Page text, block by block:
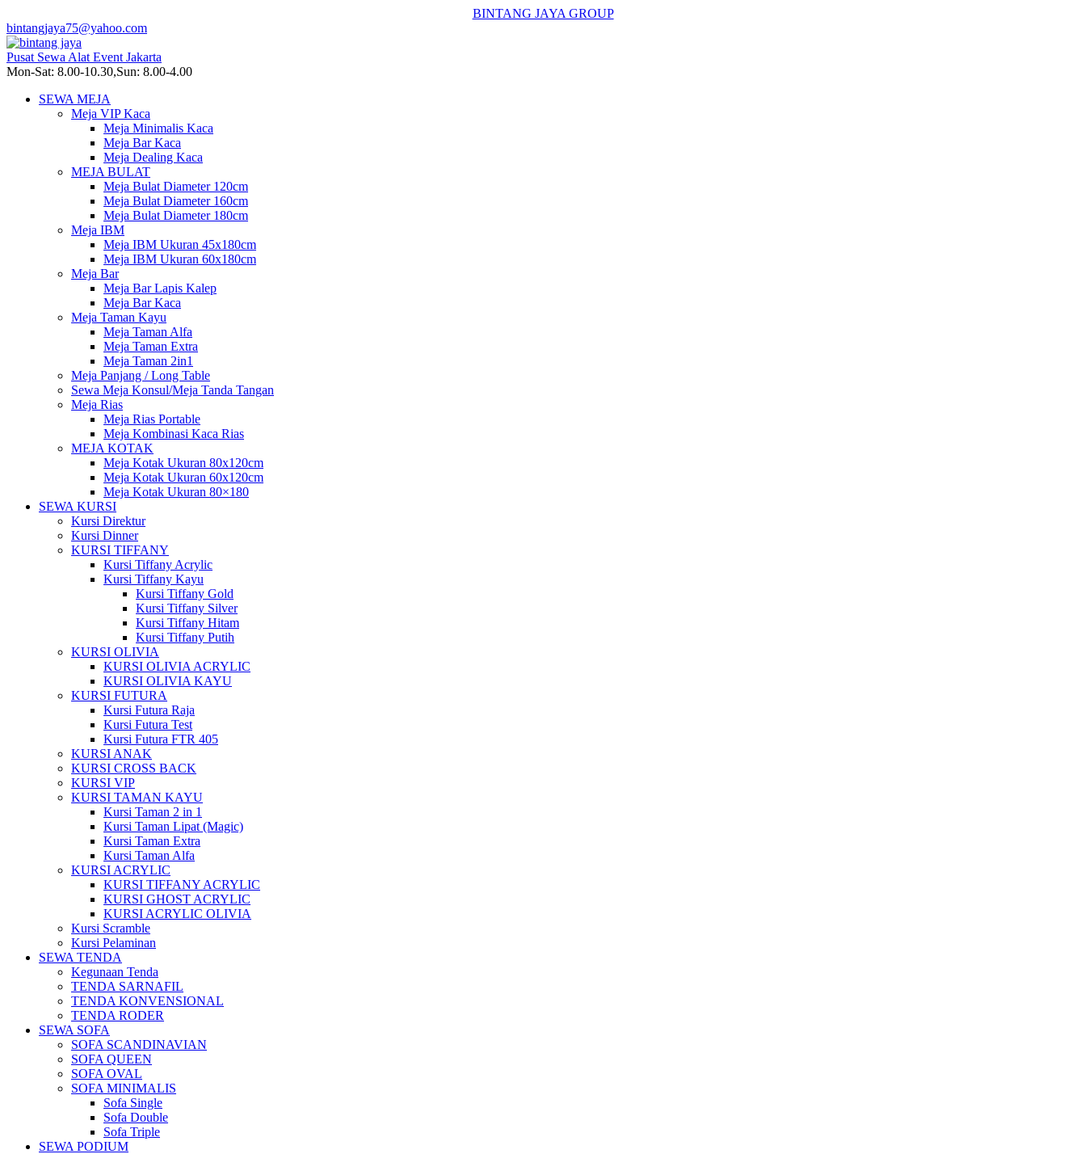
BINTANG JAYA GROUP
bintangjaya75@yahoo.com
Pusat Sewa Alat Event Jakarta
Mon-Sat: 8.00-10.30,Sun: 8.00-4.00
SEWA MEJA
Meja VIP Kaca
Meja Minimalis Kaca
Meja Bar Kaca
Meja Dealing Kaca
MEJA BULAT
Meja Bulat Diameter 120cm
Meja Bulat Diameter 160cm
Meja Bulat Diameter 180cm
Meja IBM
Meja IBM Ukuran 45x180cm
Meja IBM Ukuran 60x180cm
Meja Bar
Meja Bar Lapis Kalep
Meja Bar Kaca
Meja Taman Kayu
Meja Taman Alfa
Meja Taman Extra
Meja Taman 2in1
Meja Panjang / Long Table
Sewa Meja Konsul/Meja Tanda Tangan
Meja Rias
Meja Rias Portable
Meja Kombinasi Kaca Rias
MEJA KOTAK
Meja Kotak Ukuran 80x120cm
Meja Kotak Ukuran 60x120cm
Meja Kotak Ukuran 80×180
SEWA KURSI
Kursi Direktur
Kursi Dinner
KURSI TIFFANY
Kursi Tiffany Acrylic
Kursi Tiffany Kayu
Kursi Tiffany Gold
Kursi Tiffany Silver
Kursi Tiffany Hitam
Kursi Tiffany Putih
KURSI OLIVIA
KURSI OLIVIA ACRYLIC
KURSI OLIVIA KAYU
KURSI FUTURA
Kursi Futura Raja
Kursi Futura Test
Kursi Futura FTR 405
KURSI ANAK
KURSI CROSS BACK
KURSI VIP
KURSI TAMAN KAYU
Kursi Taman 2 in 1
Kursi Taman Lipat (Magic)
Kursi Taman Extra
Kursi Taman Alfa
KURSI ACRYLIC
KURSI TIFFANY ACRYLIC
KURSI GHOST ACRYLIC
KURSI ACRYLIC OLIVIA
Kursi Scramble
Kursi Pelaminan
SEWA TENDA
Kegunaan Tenda
TENDA SARNAFIL
TENDA KONVENSIONAL
TENDA RODER
SEWA SOFA
SOFA SCANDINAVIAN
SOFA QUEEN
SOFA OVAL
SOFA MINIMALIS
Sofa Single
Sofa Double
Sofa Triple
SEWA PODIUM